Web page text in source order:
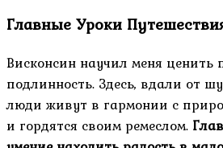
Главные Уроки
Висконсин научил меня ценить
подлинность. Здесь, вдали от
люди живут в гармонии с
и гордятся своим ремеслом.